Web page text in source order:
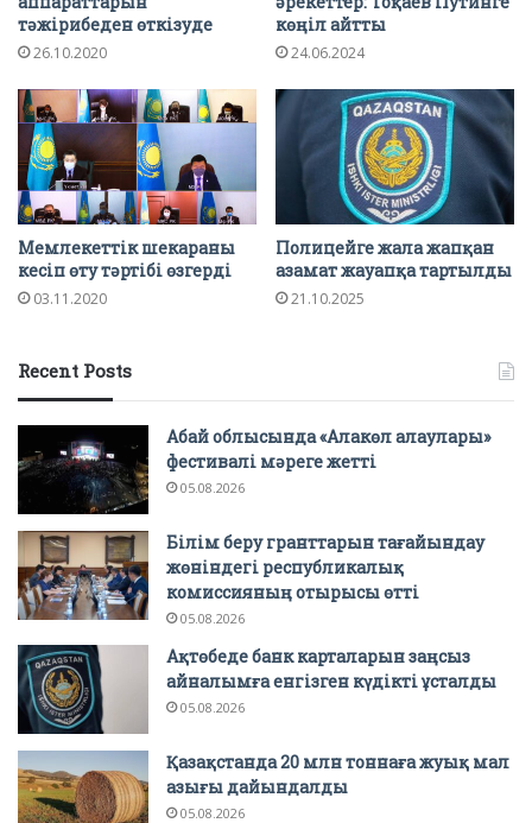
тәжірибеден өткізуде
26.10.2020
көңіл айтты
24.06.2024
Мемлекеттік шекараны
кесіп өту тәртібі өзгерді
03.11.2020
Полицейге жала жапқан
азамат жауапқа тартылды
21.10.2025
Recent Posts
Абай облысында «Алакөл алаулары»
фестивалі мәреге жетті
05.08.2026
Білім беру гранттарын тағайындау
жөніндегі республикалық
комиссияның отырысы өтті
05.08.2026
Ақтөбеде банк карталарын заңсыз
айналымға енгізген күдікті ұсталды
05.08.2026
Қазақстанда 20 млн тоннаға жуық мал
азығы дайындалды
05.08.2026